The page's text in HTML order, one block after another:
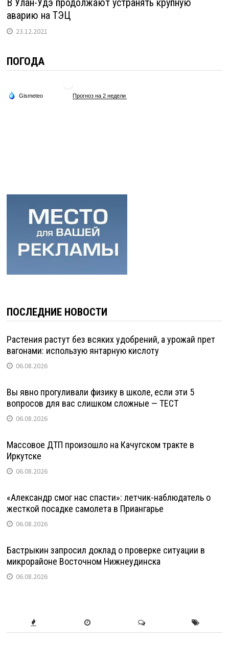
В Улан-Удэ продолжают устранять крупную
аварию на ТЭЦ
23.12.2021
ПОГОДА
ПОСЛЕДНИЕ НОВОСТИ
Растения растут без всяких удобрений, а урожай прет
вагонами: использую янтарную кислоту
06.08.2026
Вы явно прогуливали физику в школе, если эти 5
вопросов для вас слишком сложные — ТЕСТ
06.08.2026
Массовое ДТП произошло на Качугском тракте в
Иркутске
06.08.2026
«Александр смог нас спасти»: летчик-наблюдатель о
жесткой посадке самолета в Приангарье
06.08.2026
Бастрыкин запросил доклад о проверке ситуации в
микрорайоне Восточном Нижнеудинска
06.08.2026